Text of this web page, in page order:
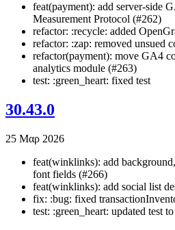
feat(payment): add server-side
Measurement Protocol (#262)
refactor: :recycle: added
refactor: :zap: removed unsued
refactor(payment): move GA4
analytics module (#263)
test: :green_heart: fixed test
30.43.0
25 Μαρ 2026
feat(winklinks): add
font fields (#266)
feat(winklinks): add social list
fix: :bug: fixed
test: :green_heart: updated test